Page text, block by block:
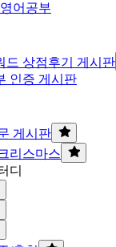
어공부
드 상점후기 게시판
인증 게시판
게시판
리스마스
디